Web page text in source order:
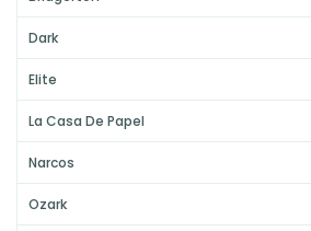
Dark
Elite
La Casa De Papel
Narcos
Ozark